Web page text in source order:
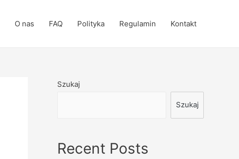
O nas FAQ Polityka Regulamin Kontakt
Szukaj
Szukaj
Recent Posts